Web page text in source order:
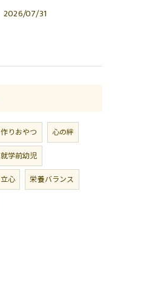
2026/07/31
りおやつ
心の絆
就学前幼児
心
栄養バランス